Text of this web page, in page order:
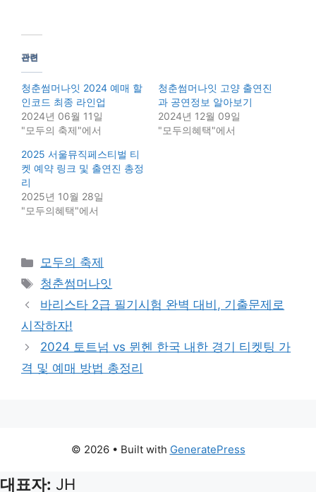
관련
청춘썸머나잇 2024 예매 할
인코드 최종 라인업
2024년 06월 11일
"모두의 축제"에서
청춘썸머나잇 고양 출연진
과 공연정보 알아보기
2024년 12월 09일
"모두의혜택"에서
2025 서울뮤직페스티벌 티
켓 예약 링크 및 출연진 총정
리
2025년 10월 28일
"모두의혜택"에서
Categories
모두의 축제
Tags
청춘썸머나잇
바리스타 2급 필기시험 완벽 대비, 기출문제로
시작하자!
2024 토트넘 vs 뮌헨 한국 내한 경기 티켓팅 가
격 및 예매 방법 총정리
© 2026 • Built with GeneratePress
대표자: JH